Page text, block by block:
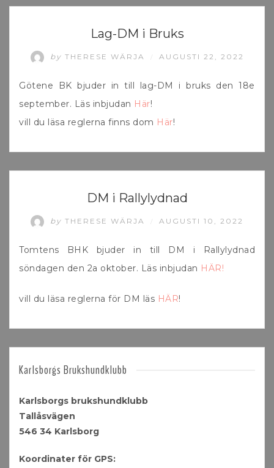
Lag-DM i Bruks
by THERESE WÄRJA AUGUSTI 22, 2022
Götene BK bjuder in till lag-DM i bruks den 18e
september. Läs inbjudan Här!
vill du läsa reglerna finns dom Här!
DM i Rallylydnad
by THERESE WÄRJA AUGUSTI 10, 2022
Tomtens BHK bjuder in till DM i Rallylydnad
söndagen den 2a oktober. Läs inbjudan HÄR!
vill du läsa reglerna för DM läs HÄR!
Karlsborgs Brukshundklubb
Karlsborgs brukshundklubb
Tallåsvägen
546 34 Karlsborg
Koordinater för GPS: